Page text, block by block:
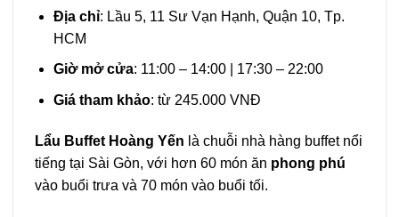
Địa chỉ: Lầu 5, 11 Sư Vạn Hạnh, Quận 10, Tp.
HCM
Giờ mở cửa: 11:00 – 14:00 | 17:30 – 22:00
Giá tham khảo: từ 245.000 VNĐ
Lẩu Buffet Hoàng Yến là chuỗi nhà hàng buffet nổi
tiếng tại Sài Gòn, với hơn 60 món ăn phong phú
vào buổi trưa và 70 món vào buổi tối.